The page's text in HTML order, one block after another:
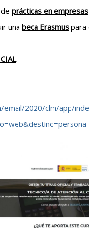
prácticas en empresas
una beca Erasmus para
2020/clm/app/